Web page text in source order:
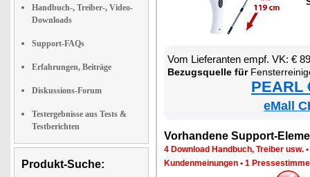
Handbuch-, Treiber-, Video-
Downloads
Support-FAQs
Erfahrungen, Beiträge
Diskussions-Forum
Testergebnisse aus Tests &
Testberichten
Produkt-Suche:
Vom Lie­fe­ran­ten empf. VK: €
Be­zugs­quel­le für
PEARL
eMall
Vor­han­de­ne Sup­port-
4 Down­load Hand­buch, Trei­ber usw. •
Kun­den­mei­nun­gen • 1